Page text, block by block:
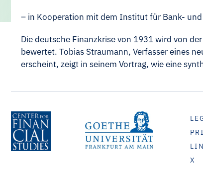
– in Kooperation mit dem Institut für Bank- und
Die deutsche Finanzkrise von 1931 wird von
bewertet. Tobias Straumann, Verfasser eines
erscheint, zeigt in seinem Vortrag, wie eine
X